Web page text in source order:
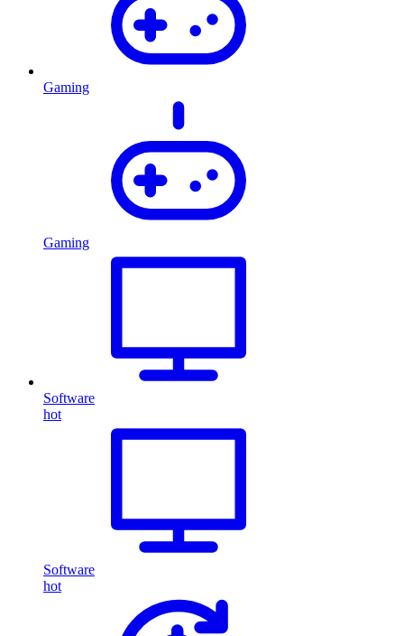
Gaming
Gaming
Software
hot
Software
hot